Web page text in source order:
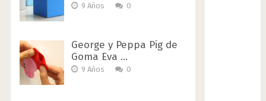
9 Años 0
George y Peppa Pig de
Goma Eva …
9 Años 0